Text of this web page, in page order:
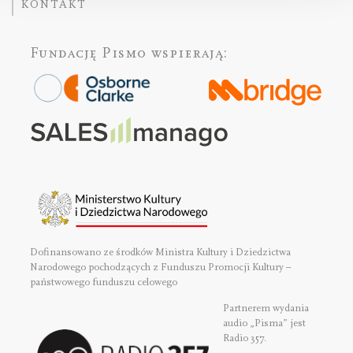
KONTAKT
Fundację Pismo wspierają:
Dofinansowano ze środków Ministra Kultury i Dziedzictwa
Narodowego pochodzących z Funduszu Promocji Kultury –
państwowego funduszu celowego
Partnerem wydania
audio „Pisma” jest
Radio 357.